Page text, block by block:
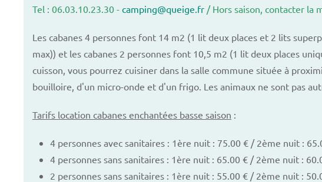
Tel : 06.03.10.23.30 - camping@queige.fr / Hors saison, contacter la
Les cabanes 4 personnes font 14 m2 (1 lit deux places et 2 lits
max)) et les cabanes 2 personnes font 10,5 m2 (1 lit deux places
cuisson, vous pourrez cuisiner dans la salle commune située à
bouilloire, d'un micro-onde et d'un frigo. Les animaux ne sont pas
Tarifs location cabanes enchantées basse saison :
4 personnes avec sanitaires : 1ère nuit : 75.00 € / 2ème nuit :
4 personnes sans sanitaires : 1ère nuit : 65.00 € / 2ème nuit :
2 personnes sans sanitaires : 1ère nuit : 55.00 € / 2ème nuit :